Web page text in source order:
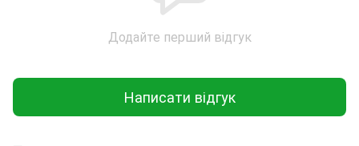
Додайте перший відгук
Написати відгук